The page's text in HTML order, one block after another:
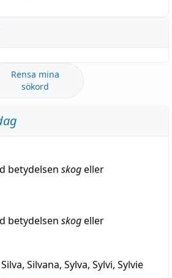
Rensa mina
sökord
betydelsen skogeller
betydelsen skogeller
Silva, Silvana, Sylva, Sylvi, Sylvie